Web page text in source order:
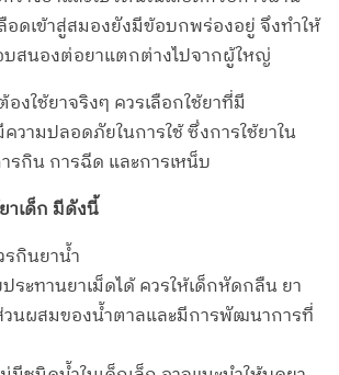
อดเข้าสู่สมองยังมีข้อบกพร่องอยู่ จึงทำให้
บสนองต่อยาแตกต่างไปจากผู้ใหญ่
งใช้ยาจริงๆ ควรเลือกใช้ยาที่มี
วามปลอดภัยในการใช้ ซึ่งการใช้ยาใน
รกิน การฉีด และการเหน็บ
าเด็ก มีดังนี้
รกินยาน้ำ
ระทานยาเม็ดได้ ควรให้เด็กหัดกลืน ยา
วนผสมของน้ำตาลและมีการพัฒนาการที่